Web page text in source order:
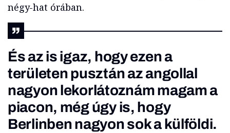
négy-hat órában.
És az is igaz, hogy ezen a
területen pusztán az angollal
nagyon lekorlátoznám magam a
piacon, még úgy is, hogy
Berlinben nagyon sok a külföldi.